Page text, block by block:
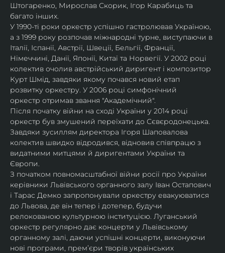
Штогаренко, Мирослав Скорик, Ігор Карабиць та
багато інших.
У 1990-ті роки оркестр успішно гастролював Україною,
а з 1999 року розпочав міжнародні турне, виступаючи в
Італії, Іспанії, Австрії, Швеції, Бельгії, Франції,
Німеччині, Данії, Японії, Китаї та Норвегії. У 2002 році
колектив очолив австрійський диригент і композитор
Курт Шмід, завдяки якому почався новий етап
розвитку оркестру. У 2006 році симфонічний
оркестр отримав звання "Академічний".
Після початку війни на сході України у 2014 році
оркестр був змушений переїхати до Сєвєродонецька.
Завдяки зусиллям директора Ігоря Шаповалова
колектив швидко відродився, відновив співпрацю з
видатними митцями й диригентами України та
Європи.
З початком повномасштабної війни росії про України
керівники Львівського органного залу Іван Остапович
і Тарас Демко запропонували оркестру евакуюватися
до Львова, де він тепер і дотепер, будучи
релокованою культурною інституцією. Луганський
оркестр регулярно дає концерти у Львівському
органному залі, даючи успішні концерти, виконуючи
нові програми, прем’єри творів українських